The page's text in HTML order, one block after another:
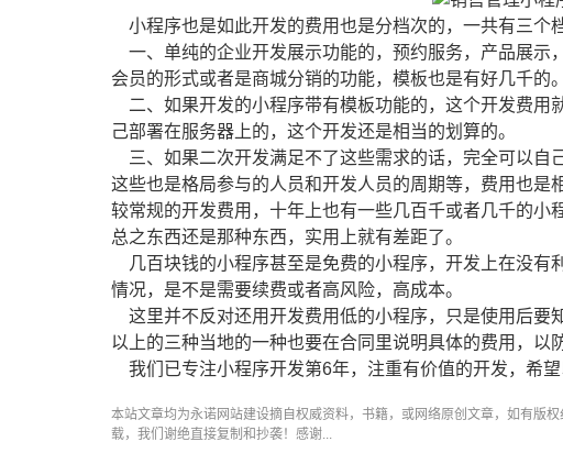
小程序也是如此开发的费用也是分档次的，一共有三个档
一、单纯的企业开发展示功能的，预约服务，产品展示
会员的形式或者是商城分销的功能，模板也是有好几千的。
二、如果开发的小程序带有模板功能的，这个开发费用
己部署在服务器上的，这个开发还是相当的划算的。
三、如果二次开发满足不了这些需求的话，完全可以自
这些也是格局参与的人员和开发人员的周期等，费用也
较常规的开发费用，十年上也有一些几百千或者几千的小
总之东西还是那种东西，实用上就有差距了。
几百块钱的小程序甚至是免费的小程序，开发上在没有
情况，是不是需要续费或者高风险，高成本。
这里并不反对还用开发费用低的小程序，只是使用后要
以上的三种当地的一种也要在合同里说明具体的费用，以
我们已专注小程序开发第6年，注重有价值的开发，希望
本站文章均为永诺网站建设摘自权威资料，书籍，或网络原创文章，如有版
载，我们谢绝直接复制和抄袭！感谢...